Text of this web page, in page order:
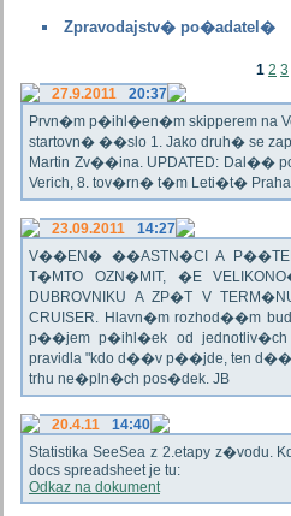
Zpravodajstv� po�adatel�
1 2 3
27.9.2011
20:37
Prvn�m p�ihl�en�m skipperem na
startovn� ��slo 1. Jako druh� se
Martin Zv��ina. UPDATED: Dal��
Verich, 8. tov�rn� t�m Leti�t� Praha
23.09.2011
14:27
V��EN� ��ASTN�CI A
T�MTO OZN�MIT, �E
DUBROVNIKU A ZP�T V
CRUISER. Hlavn�m rozhod��m
p��jem p�ihl�ek od
pravidla "kdo d��v p��jde, ten
trhu ne�pln�ch pos�dek. JB
20.4.11
14:40
Statistika SeeSea z 2.etapy z�vodu.
docs spreadsheet je tu:
Odkaz na dokument